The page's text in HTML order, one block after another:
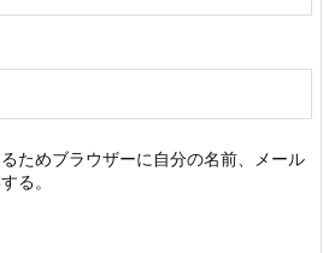
ためブラウザーに自分の名前、メール
る。